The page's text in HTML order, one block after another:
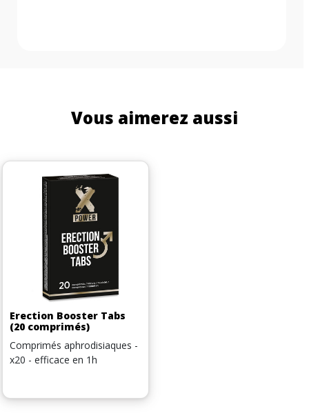
Vous aimerez aussi
Erection Booster Tabs
(20 comprimés)
Comprimés aphrodisiaques -
x20 - efficace en 1h